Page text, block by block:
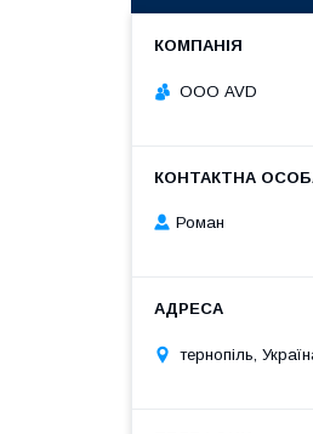
ООО AVD
Роман
тернопіль,